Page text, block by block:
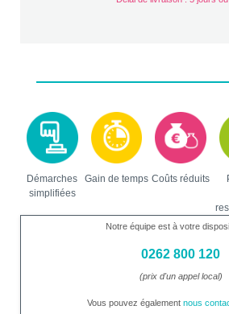
Démarches
simplifiées
Gain de temps Coûts réduits
Notre équipe est à votre
0262 800 120
(prix d'un appel local)
Vous pouvez également nous